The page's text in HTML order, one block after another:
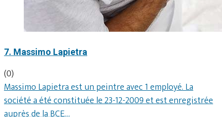
7. Massimo Lapietra
(0)
Massimo Lapietra est un peintre avec 1 employé. La
société a été constituée le 23-12-2009 et est enregistrée
auprès de la BCE…